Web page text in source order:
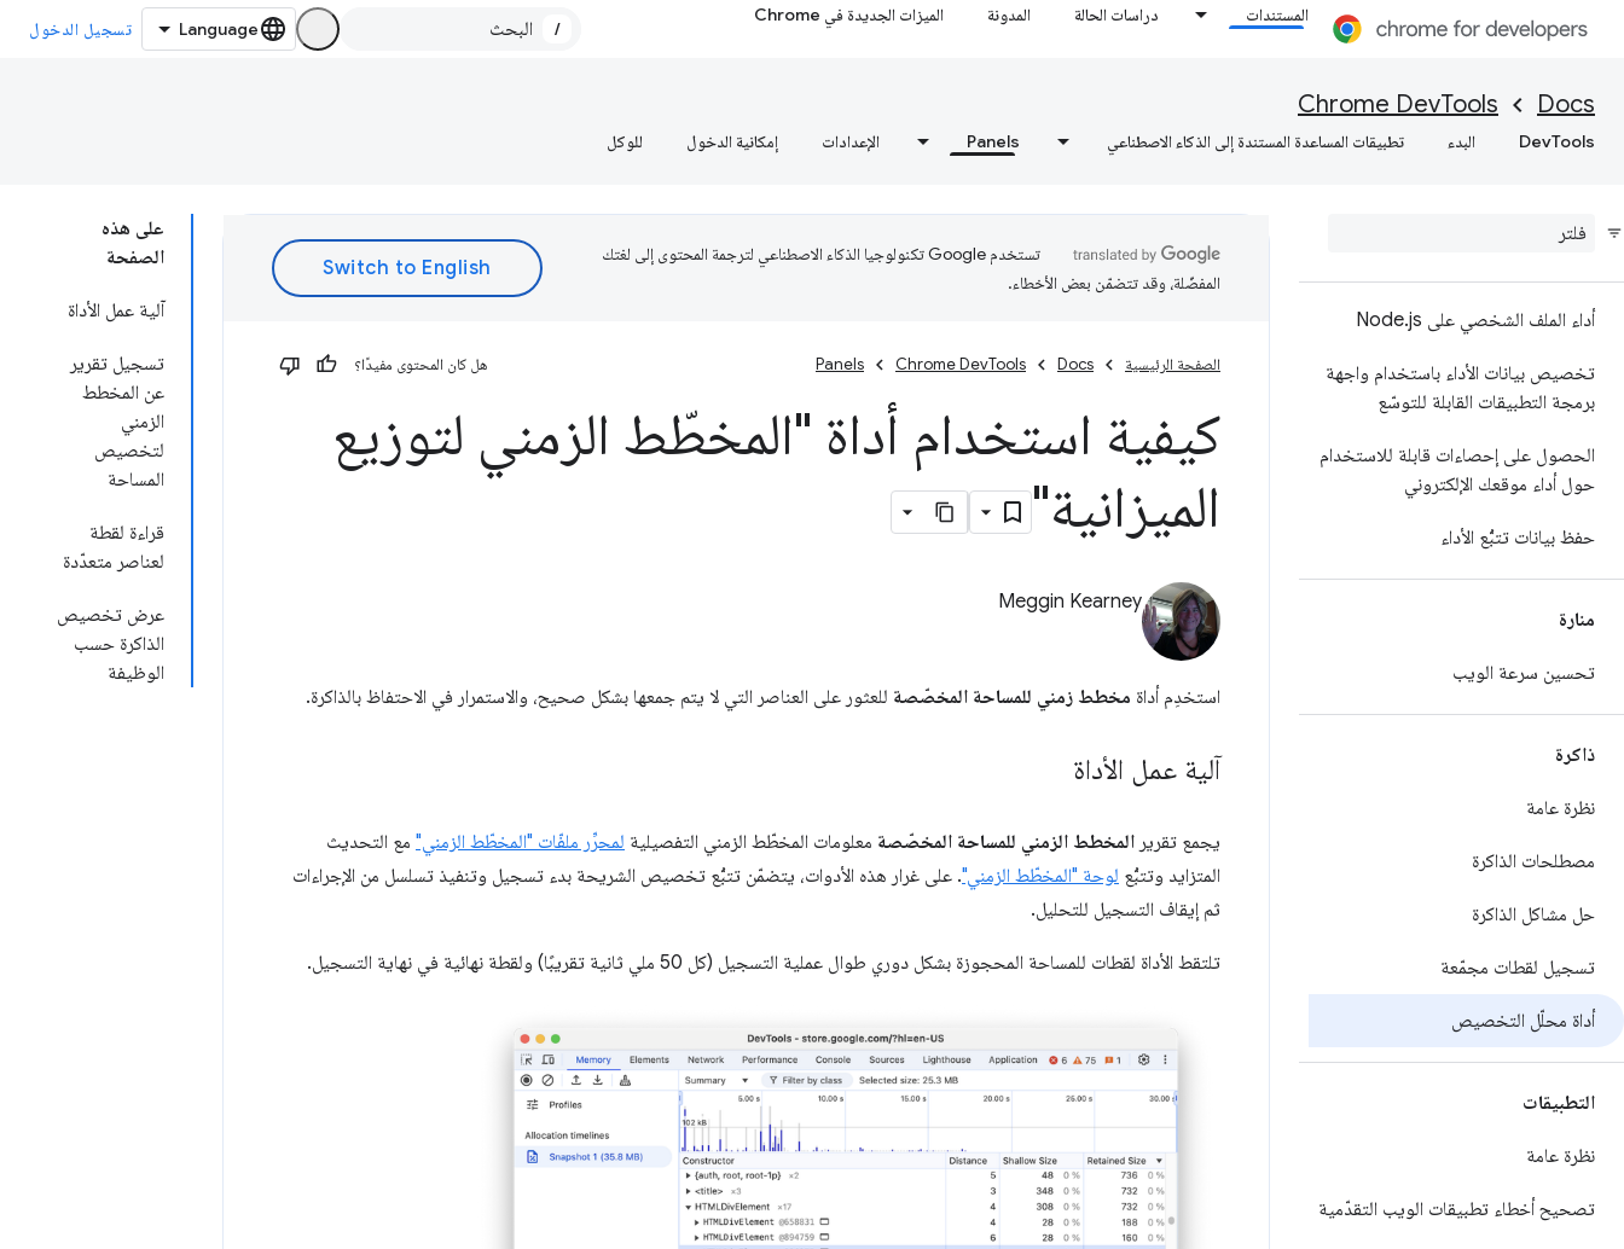
المستندات دراسات الحالة المدونة الميزات الجديدة في Chrome
/ تسجيل الدخول
Docs
Chrome DevTools
DevTools البدء تطبيقات المساعدة المستندة إلى الذكاء الاصطناعي Panels الإعدادات إمكانية الدخول للوكل
تحليل أداء وقت التشغيل
الأداء ومشاركتها
أداء الملف الشخصي على Node .js
تخصيص بيانات الأداء باستخدام واجهة
برمجة التطبيقات القابلة للتوسّع
الحصول على إحصاءات قابلة للاستخدام
حول أداء موقعك الإلكتروني
حفظ بيانات تتبُّع الأداء
منارة
تحسين سرعة الويب
ذاكرة
نظرة عامة
مصطلحات الذاكرة
حل مشاكل الذاكرة
تسجيل لقطات مجمّعة
أداة محلّل التخصيص
التطبيقات
نظرة عامة
تصحيح أخطاء تطبيقات الويب التقدّمية
على هذه
الصفحة
آلية عمل الأداة
تسجيل تقرير
عن المخطط
الزمني
لتخصيص
المساحة
قراءة لقطة
لعناصر متعدّدة
عرض تخصيص
الذاكرة حسب
الوظيفة
تستخدم Google تكنولوجيا الذكاء الاصطناعي لترجمة المحتوى إلى لغتك
المفضّلة، وقد تتضمّن بعض الأخطاء.
الصفحة الرئيسية Docs
Chrome DevTools
Panels هل كان المحتوى مفيدًا؟
كيفية استخدام أداة "المخطّط الزمني لتوزيع
الميزانية"
Meggin Kearney
استخدِم أداة مخطط زمني للمساحة المخصّصة للعثور على العناصر التي لا يتم جمعها بشكل صحيح، والاستمرار في الاحتفاظ بالذاكرة.
آلية عمل الأداة
يجمع تقرير المخطط الزمني للمساحة المخصّصة معلومات المخطّط الزمني التفصيلية لمحرِّر ملفّات "المخطّط الزمني" مع التحديث
المتزايد وتتبُّع لوحة "المخطّط الزمني". على غرار هذه الأدوات، يتضمّن تتبُّع تخصيص الشريحة بدء تسجيل وتنفيذ تسلسل من الإجراءات
ثم إيقاف التسجيل للتحليل.
تلتقط الأداة لقطات للمساحة المحجوزة بشكل دوري طوال عملية التسجيل (كل 50 ملي ثانية تقريبًا) ولقطة نهائية في نهاية التسجيل.